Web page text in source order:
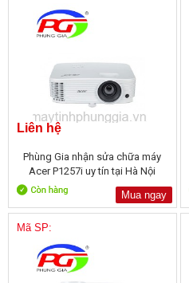
Liên hệ
Phùng Gia nhận sửa chữa máy
Acer P1257i uy tín tại Hà Nội
Mua ngay
Mã SP: